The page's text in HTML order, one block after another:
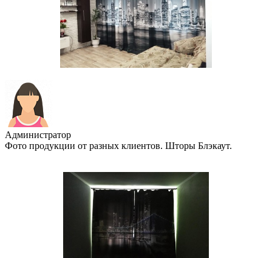
Администратор
Фото продукции от разных клиентов. Шторы Блэкаут.